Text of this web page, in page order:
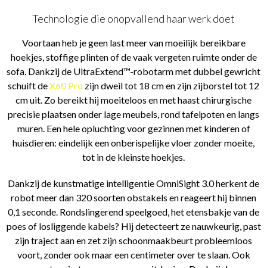
Technologie die onopvallend haar werk doet
Voortaan heb je geen last meer van moeilijk bereikbare
hoekjes, stoffige plinten of de vaak vergeten ruimte onder de
sofa. Dankzij de UltraExtend™-robotarm met dubbel gewricht
schuift deX60 Pro zijn dweil tot 18 cm en zijn zijborstel tot 12
cm uit. Zo bereikt hij moeiteloos en met haast chirurgische
precisie plaatsen onder lage meubels, rond tafelpoten en langs
muren. Een hele opluchting voor gezinnen met kinderen of
huisdieren: eindelijk een onberispelijke vloer zonder moeite,
tot in de kleinste hoekjes.
Dankzij de kunstmatige intelligentie OmniSight 3.0 herkent de
robot meer dan 320 soorten obstakels en reageert hij binnen
0,1 seconde. Rondslingerend speelgoed, het etensbakje van de
poes of losliggende kabels? Hij detecteert ze nauwkeurig, past
zijn traject aan en zet zijn schoonmaakbeurt probleemloos
voort, zonder ook maar een centimeter over te slaan. Ook